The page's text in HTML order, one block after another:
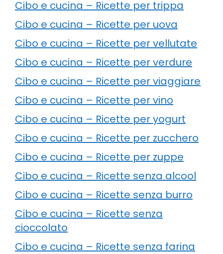
Cibo e cucina – Ricette per trippa
Cibo e cucina – Ricette per uova
Cibo e cucina – Ricette per vellutate
Cibo e cucina – Ricette per verdure
Cibo e cucina – Ricette per viaggiare
Cibo e cucina – Ricette per vino
Cibo e cucina – Ricette per yogurt
Cibo e cucina – Ricette per zucchero
Cibo e cucina – Ricette per zuppe
Cibo e cucina – Ricette senza alcool
Cibo e cucina – Ricette senza burro
Cibo e cucina – Ricette senza
cioccolato
Cibo e cucina – Ricette senza farina